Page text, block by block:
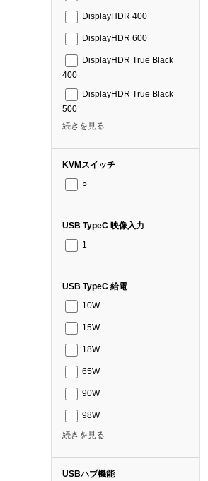
DisplayHDR 400
DisplayHDR 600
DisplayHDR True Black
400
DisplayHDR True Black
500
続きを見る
KVMスイッチ
○
USB TypeC 映像入力
1
USB TypeC 給電
10W
15W
18W
65W
90W
98W
続きを見る
USBハブ機能